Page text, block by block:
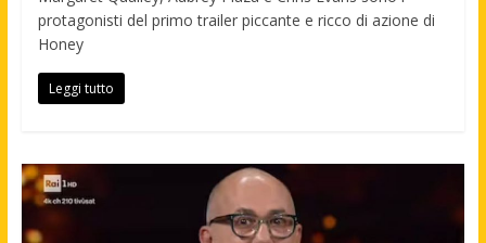
protagonisti del primo trailer piccante e ricco di azione di
Honey
Leggi tutto